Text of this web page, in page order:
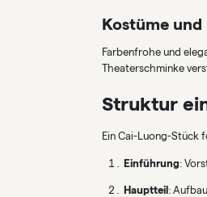
Kostüme
Farbenfrohe und
Theaterschminke
Struktur
Ein Cai-Luong-Stück
Einführung:
Hauptteil :